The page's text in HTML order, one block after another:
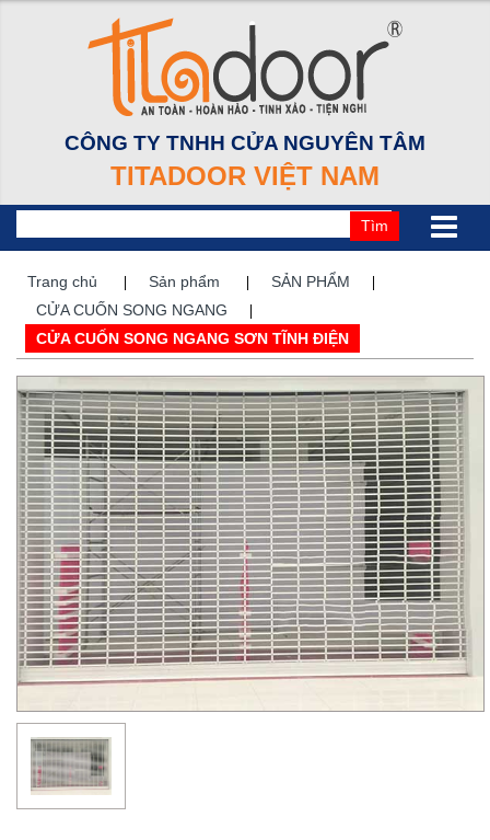
CÔNG TY TNHH CỬA NGUYÊN TÂM
TITADOOR VIỆT NAM
Tìm
Trang chủ Sản phẩm
SẢN PHẨM
CỬA CUỐN SONG NGANG
CỬA CUỐN SONG NGANG SƠN TĨNH ĐIỆN